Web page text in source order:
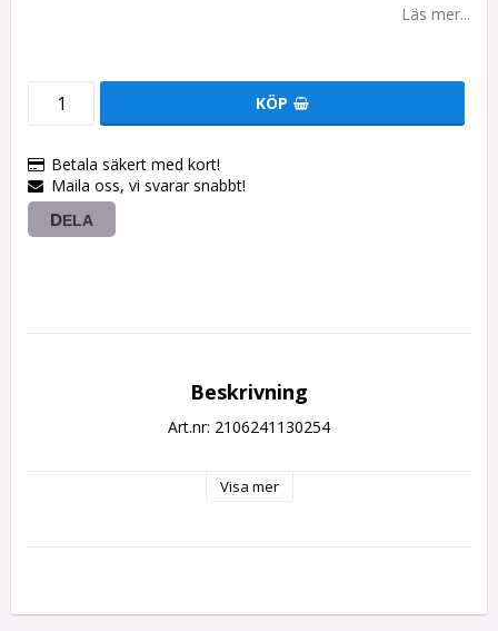
Läs mer...
KÖP
Betala säkert med kort!
Maila oss, vi svarar snabbt!
DELA
Beskrivning
Art.nr: 2106241130254
Visa mer